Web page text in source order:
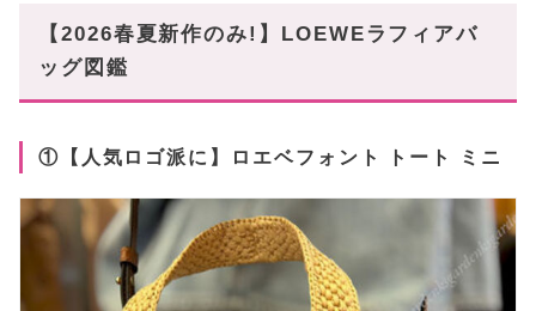
【2026春夏新作のみ!】LOEWEラフィアバ
ッグ図鑑
①【人気ロゴ派に】ロエベフォント トート ミニ